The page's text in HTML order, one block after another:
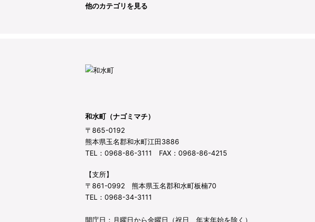
他のカテゴリを見る
和水町（ナゴミマチ）
〒865-0192
熊本県玉名郡和水町江田3886
TEL：0968-86-3111 FAX：0968-86-4215
【支所】
〒861-0992 熊本県玉名郡和水町板楠70
TEL：0968-34-3111
開庁日：月曜日から金曜日（祝日、年末年始を除く）